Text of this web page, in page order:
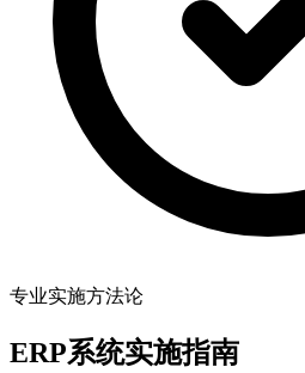
专业实施方法论
ERP系统实施指南